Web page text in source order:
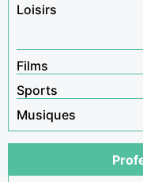
Loisirs
Films
Sports
Musiques